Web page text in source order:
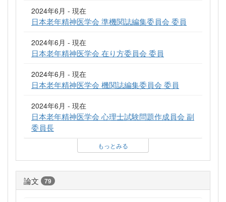
2024年6月 - 現在
日本老年精神医学会 準機関誌編集委員会 委員
2024年6月 - 現在
日本老年精神医学会 在り方委員会 委員
2024年6月 - 現在
日本老年精神医学会 機関誌編集委員会 委員
2024年6月 - 現在
日本老年精神医学会 心理士試験問題作成員会 副
委員長
もっとみる
論文 79